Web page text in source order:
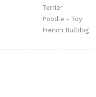
Terrier
Poodle - Toy
French Bulldog